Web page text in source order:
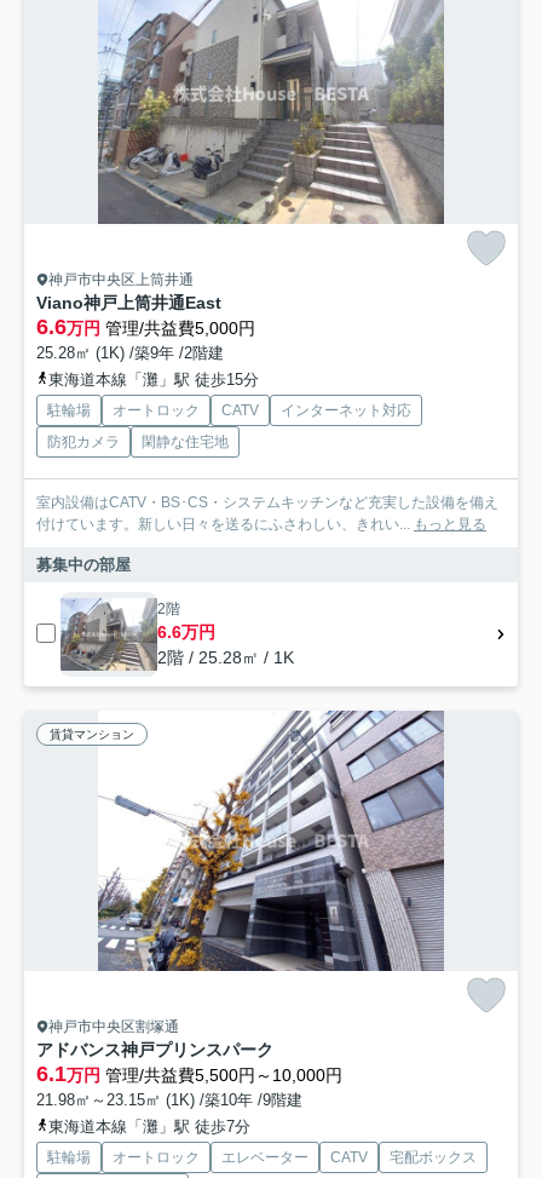
神戸市中央区上筒井通
Viano神戸上筒井通East
6.6万円 管理/共益費5,000円
25.28㎡ (1K) /築9年 /2階建
東海道本線「灘」駅 徒歩15分
駐輪場 オートロック CATV
インターネット対応
防犯カメラ
閑静な住宅地
室内設備はCATV・BS･CS・システムキッチンなど充実した設備を備え
付けています。新しい日々を送るにふさわしい、きれい...
もっと見る
募集中の部屋
2階
6.6万円
2階 / 25.28㎡ / 1K
賃貸マンション
神戸市中央区割塚通
アドバンス神戸プリンスパーク
6.1万円 管理/共益費5,500円～10,000円
21.98㎡～23.15㎡ (1K) /築10年 /9階建
東海道本線「灘」駅 徒歩7分
駐輪場 オートロック エレベーター CATV 宅配ボックス